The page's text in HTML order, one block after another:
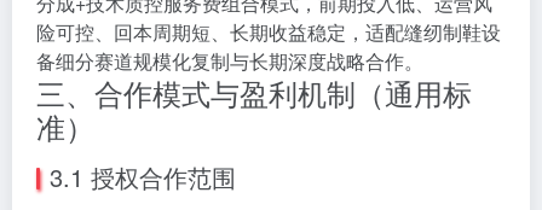
险可控、回本周期短、长期收益稳定，适配缝纫制鞋设
备细分赛道规模化复制与长期深度战略合作。
三、合作模式与盈利机制（通用标
准）
3.1 授权合作范围